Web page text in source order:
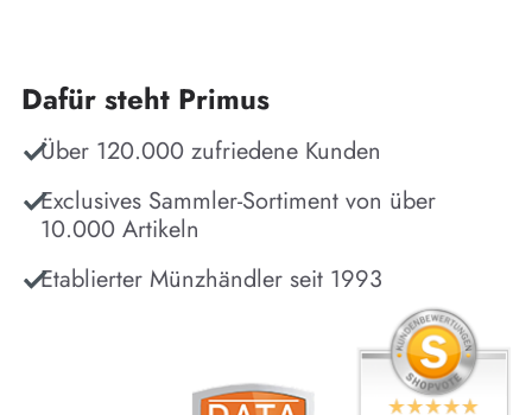
Dafür steht Primus
Über 120.000 zufriedene Kunden
Exclusives Sammler-Sortiment von über
10.000 Artikeln
Etablierter Münzhändler seit 1993